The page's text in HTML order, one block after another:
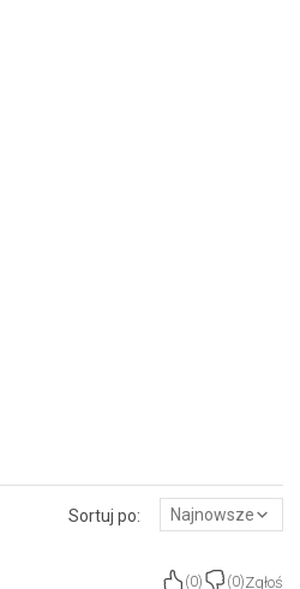
Sortuj po: Najnowsze
(0) (0)Zgłoś